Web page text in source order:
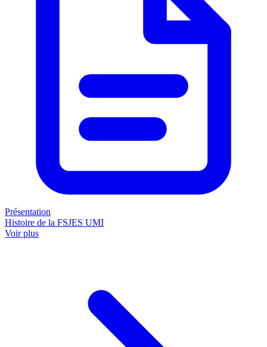
Présentation
Histoire de la FSJES UMI
Voir plus